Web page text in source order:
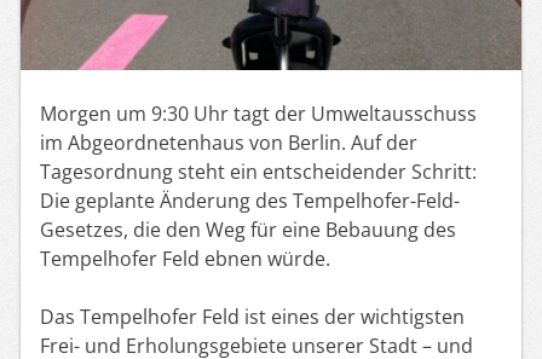
Morgen um 9:30 Uhr tagt der Umweltausschuss
im Abgeordnetenhaus von Berlin. Auf der
Tagesordnung steht ein entscheidender Schritt:
Die geplante Änderung des Tempelhofer-Feld-
Gesetzes, die den Weg für eine Bebauung des
Tempelhofer Feld ebnen würde.
Das Tempelhofer Feld ist eines der wichtigsten
Frei- und Erholungsgebiete unserer Stadt – und